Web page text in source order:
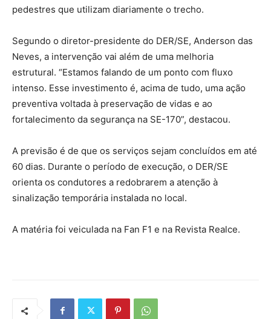
pedestres que utilizam diariamente o trecho.
Segundo o diretor-presidente do DER/SE, Anderson das
Neves, a intervenção vai além de uma melhoria
estrutural. “Estamos falando de um ponto com fluxo
intenso. Esse investimento é, acima de tudo, uma ação
preventiva voltada à preservação de vidas e ao
fortalecimento da segurança na SE-170”, destacou.
A previsão é de que os serviços sejam concluídos em até
60 dias. Durante o período de execução, o DER/SE
orienta os condutores a redobrarem a atenção à
sinalização temporária instalada no local.
A matéria foi veiculada na Fan F1 e na Revista Realce.